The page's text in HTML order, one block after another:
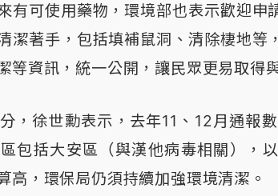
有可使用藥物，環境部也表示歡迎申
潔著手，包括填補鼠洞、清除棲地等
等資訊，統一公開，讓民眾更易取得
，徐世勳表示，去年11、12月通報
包括大安區（與漢他病毒相關），
高，環保局仍須持續加強環境清潔。